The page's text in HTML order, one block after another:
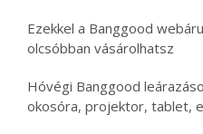
Ezekkel a Banggood
olcsóbban vásárolhatsz
Hóvégi Banggood
okosóra, projektor, tablet,